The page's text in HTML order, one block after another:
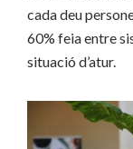
cada deu
60% feia entre
situació d’atur.